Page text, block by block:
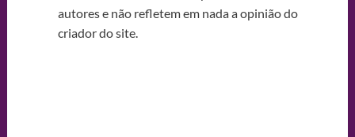
autores e não refletem em nada a opinião do
criador do site.